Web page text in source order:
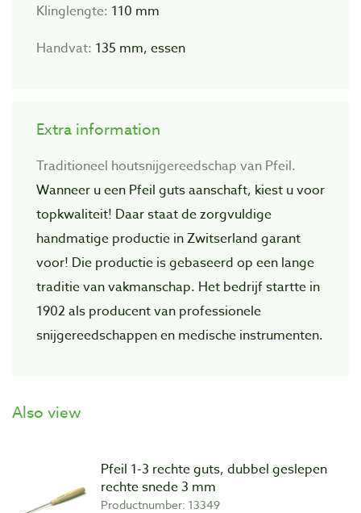
Klinglengte: 110 mm
Handvat: 135 mm, essen
Extra information
Traditioneel houtsnijgereedschap van Pfeil.
Wanneer u een Pfeil guts aanschaft, kiest u voor
topkwaliteit! Daar staat de zorgvuIdige
handmatige productie in Zwitserland garant
voor! Die productie is gebaseerd op een lange
traditie van vakmanschap. Het bedrijf startte in
1902 als producent van professionele
snijgereedschappen en medische instrumenten.
Also view
Pfeil 1-3 rechte guts, dubbel geslepen
rechte snede 3 mm
Productnumber: 13349